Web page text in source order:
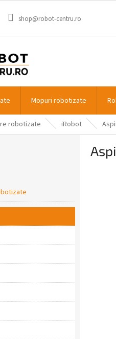
shop@robot-centru.ro
Mopuri robotizate
robotizate iRobot